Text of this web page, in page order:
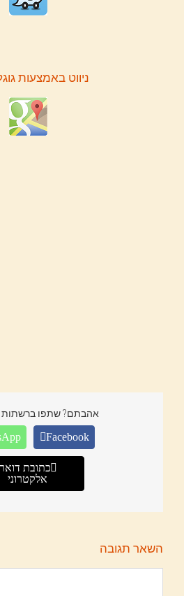
ניווט באמצעות
אהבתם? שתפו ברשתות
Facebook
כתובת דואר
אלקטרוני
השאר תגובה